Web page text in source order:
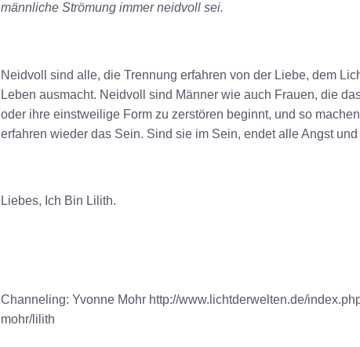
männliche Strömung immer neidvoll sei.
Neidvoll sind alle, die Trennung erfahren von der Liebe, dem
Leben ausmacht. Neidvoll sind Männer wie auch Frauen, die
oder ihre einstweilige Form zu zerstören beginnt, und so
erfahren wieder das Sein. Sind sie im Sein, endet alle Angst
Liebes, Ich Bin Lilith.
Channeling: Yvonne Mohr http://www.lichtderwelten.de/
mohr/lilith